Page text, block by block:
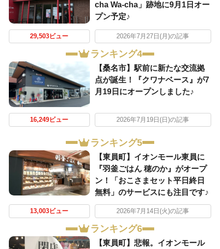
cha Wa-cha」跡地に9月1日オー
プン予定♪
29,503ビュー 2026年7月27日(月)の記事
ランキング4
【桑名市】駅前に新たな交流拠
点が誕生！『クワナベース』が7
月19日にオープンしました♪
16,249ビュー 2026年7月19日(日)の記事
ランキング5
【東員町】イオンモール東員に
『羽釜ごはん 穂のか』がオープ
ン！「おこさまセット平日終日
無料」のサービスにも注目です♪
13,003ビュー 2026年7月14日(火)の記事
ランキング6
【東員町】悲報。イオンモール